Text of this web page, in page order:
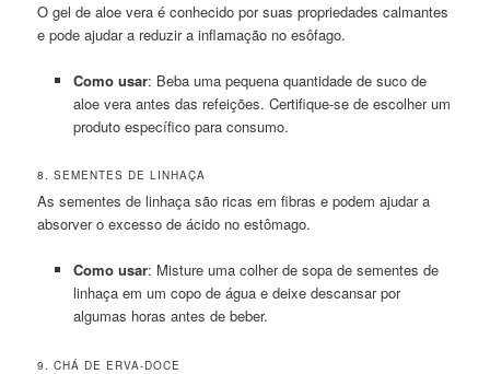
O gel de aloe vera é conhecido por suas propriedades calmantes
e pode ajudar a reduzir a inflamação no esôfago.
Como usar: Beba uma pequena quantidade de suco de
aloe vera antes das refeições. Certifique-se de escolher um
produto específico para consumo.
8. SEMENTES DE LINHAÇA
As sementes de linhaça são ricas em fibras e podem ajudar a
absorver o excesso de ácido no estômago.
Como usar: Misture uma colher de sopa de sementes de
linhaça em um copo de água e deixe descansar por
algumas horas antes de beber.
9. CHÁ DE ERVA-DOCE